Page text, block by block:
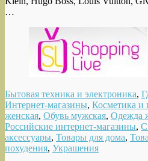
…
Бытовая техника и электроника,
Интернет-магазины, Косметика
женская, Обувь мужская, Одежда
Российские интернет-магазины,
аксессуары, Товары для дома,
похудения, Украшения